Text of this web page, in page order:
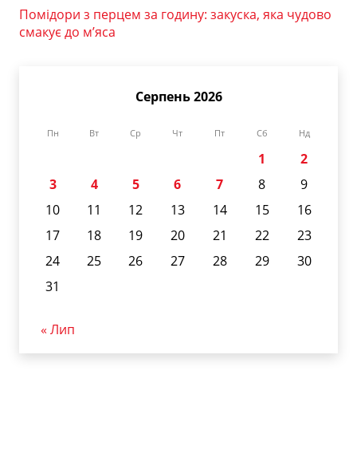
Помідори з перцем за годину: закуска, яка чудово
смакує до м’яса
Серпень 2026
Пн Вт Ср Чт Пт Сб Нд
1
2
3
4 5 6 7 8
9
10
11 12 13 14 15
16
17
18 19 20 21 22
23
24
25 26 27 28 29
30
31
« Лип